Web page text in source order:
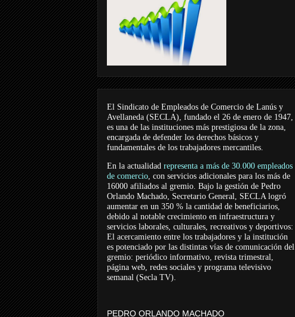
El Sindicato de Empleados de Comercio de Lanús y
Avellaneda (SECLA), fundado el 26 de enero de 1947,
es una de las instituciones más prestigiosa de la zona,
encargada de defender los derechos básicos y
fundamentales de los trabajadores mercantiles.
En la actualidad representa a más de 30.000 empleados
de comercio, con servicios adicionales para los más de
16000 afiliados al gremio. Bajo la gestión de Pedro
Orlando Machado, Secretario General, SECLA logró
aumentar en un 350 % la cantidad de beneficiarios,
debido al notable crecimiento en infraestructura y
servicios laborales, culturales, recreativos y deportivos:
El acercamiento entre los trabajadores y la institución
es potenciado por las distintas vías de comunicación del
gremio: periódico informativo, revista trimestral,
página web, redes sociales y programa televisivo
semanal (Secla TV).
PEDRO ORLANDO MACHADO